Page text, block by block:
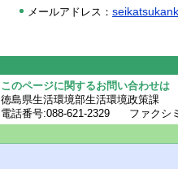
メールアドレス：
このページに関するお問い合わせは
徳島県生活環境部生活環境政策課
電話番号:088-621-2329 ファクシ